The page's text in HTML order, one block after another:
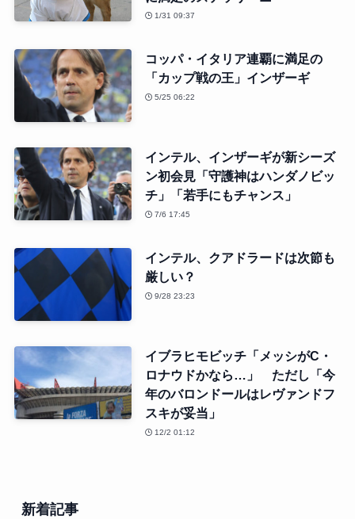
1/31 09:37
コッパ・イタリア連覇に満足の
「カップ戦の王」インザーギ
5/25 06:22
インテル、インザーギが新シーズ
ン初会見「守護神はハンダノビッ
チ」「若手にもチャンス」
7/6 17:45
インテル、クアドラードは次節も
厳しい？
9/28 23:23
イブラヒモビッチ「メッシがC・
ロナウドかなら…」 ただし「今
年のバロンドールはレヴァンドフ
スキが妥当」
12/2 01:12
新着記事